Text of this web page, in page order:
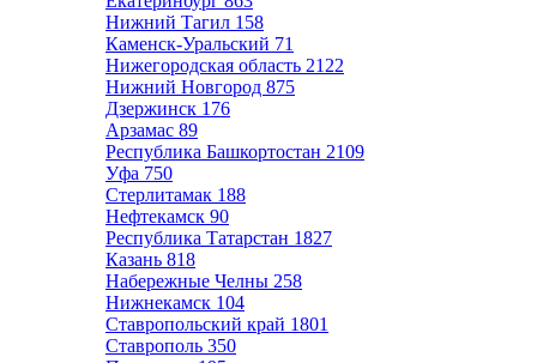
Нижний Тагил 158
Каменск-Уральский 71
Нижегородская область 2122
Нижний Новгород 875
Дзержинск 176
Арзамас 89
Республика Башкортостан 2109
Уфа 750
Стерлитамак 188
Нефтекамск 90
Республика Татарстан 1827
Казань 818
Набережные Челны 258
Нижнекамск 104
Ставропольский край 1801
Ставрополь 350